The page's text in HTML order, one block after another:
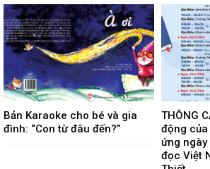
Bản Karaoke cho bé và gia
đình: “Con từ đâu đến?”
THÔNG
động
ứng ngày
đọc Việt